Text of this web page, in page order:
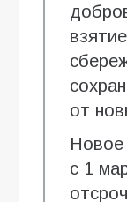
от
Новое
с 1